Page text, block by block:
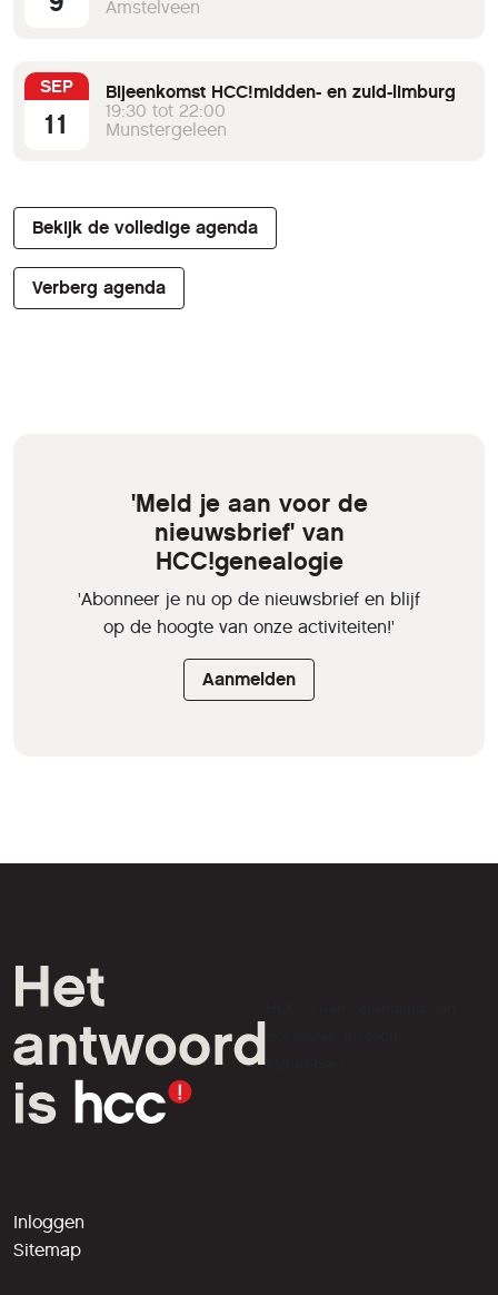
Amstelveen
SEP
11
Bijeenkomst HCC!midden- en zuid-limburg
19:30 tot 22:00
Munstergeleen
Bekijk de volledige agenda
Verberg agenda
'Meld je aan voor de
nieuwsbrief' van
HCC!genealogie
'Abonneer je nu op de nieuwsbrief en blijf
op de hoogte van onze activiteiten!'
Aanmelden
liefhebbers.
Inloggen
Sitemap